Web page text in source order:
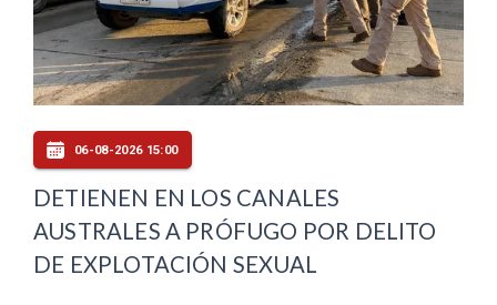
06-08-2026 15:00
DETIENEN EN LOS CANALES
AUSTRALES A PRÓFUGO POR DELITO
DE EXPLOTACIÓN SEXUAL